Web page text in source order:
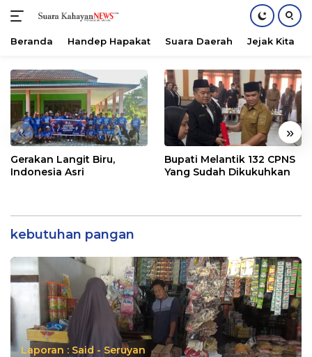
konten
Beranda Handep Hapakat Suara Daerah Jejak Kita
« »
Gerakan Langit Biru,
Indonesia Asri
Bupati Melantik 132 CPNS
Yang Sudah Dikukuhkan
kebutuhan pangan
Laporan : Said - Seruyan